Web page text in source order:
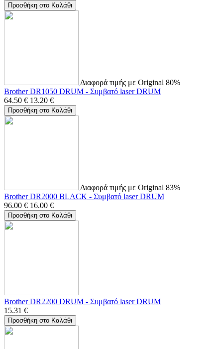
Προσθήκη στο Καλάθι
Διαφορά τιμής με Original 80%
Brother DR1050 DRUM - Συμβατό laser DRUM
64.50 € 13.20 €
Προσθήκη στο Καλάθι
Διαφορά τιμής με Original 83%
Brother DR2000 BLACK - Συμβατό laser DRUM
96.00 € 16.00 €
Προσθήκη στο Καλάθι
Brother DR2200 DRUM - Συμβατό laser DRUM
15.31 €
Προσθήκη στο Καλάθι